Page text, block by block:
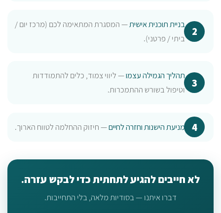
בניית תוכנית אישית— המסגרת המתאימה לכם (מרכז יום /
ביתי / פרטני).
תהליך הגמילה עצמו— ליווי צמוד, כלים להתמודדות
וטיפול בשורש ההתמכרות.
מניעת הישנות וחזרה לחיים— חיזוק ההחלמה לטווח הארוך.
לא חייבים להגיע לתחתית כדי לבקש עזרה.
דברו איתנו — בסודיות מלאה, בלי התחייבות.